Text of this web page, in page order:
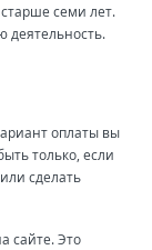
семи лет.
деятельность.
оплаты вы
только, если
сделать
сайте. Это